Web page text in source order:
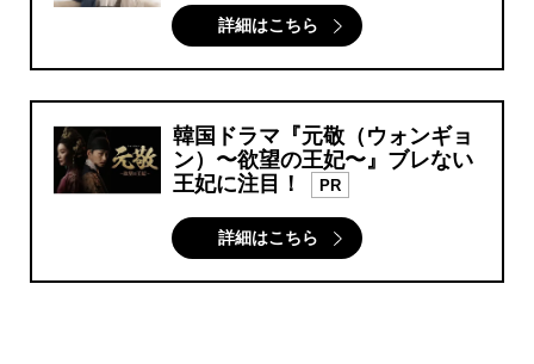
詳細はこちら
韓国ドラマ『元敬（ウォンギョ
ン）〜欲望の王妃〜』ブレない
王妃に注目！
PR
詳細はこちら